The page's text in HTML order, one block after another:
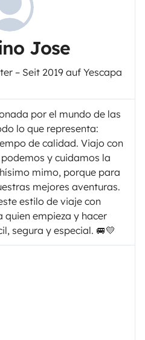
Jose
– Seit 2019 auf Yescapa
por el mundo de las
lo que representa:
de calidad. Viajo con
y cuidamos la
mimo, porque para
mejores aventuras.
estilo de viaje con
empieza y hacer
segura y especial. 🚐💛